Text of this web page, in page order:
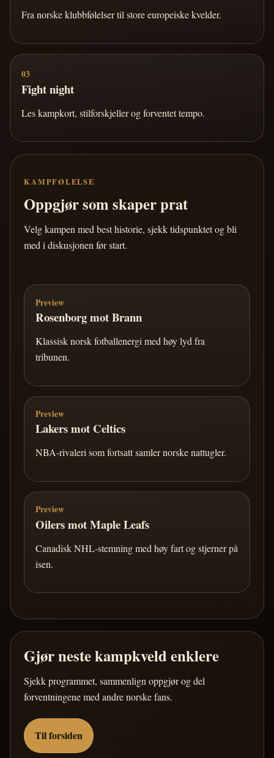
Fra norske klubbfølelser til store europeiske kvelder.
03
Fight night
Les kampkort, stilforskjeller og forventet tempo.
KAMPFØLELSE
Oppgjør som skaper prat
Velg kampen med best historie, sjekk tidspunktet og bli
med i diskusjonen før start.
Preview
Rosenborg mot Brann
Klassisk norsk fotballenergi med høy lyd fra
tribunen.
Preview
Lakers mot Celtics
NBA-rivaleri som fortsatt samler norske nattugler.
Preview
Oilers mot Maple Leafs
Canadisk NHL-stemning med høy fart og stjerner på
isen.
Gjør neste kampkveld enklere
Sjekk programmet, sammenlign oppgjør og del
forventningene med andre norske fans.
Til forsiden